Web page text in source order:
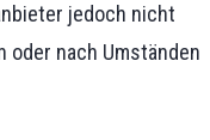
jedoch nicht
nach Umständen